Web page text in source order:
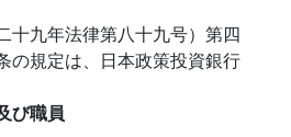
十九年法律第八十九号）第四
の規定は、日本政策投資銀行
び職員